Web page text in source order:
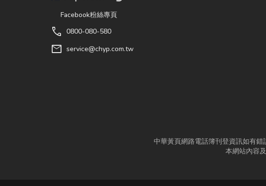
Facebook粉絲專頁
call 0800-080-580
mail service@chyp.com.tw
中華黃頁網路電話簿刊登資訊如有錯
本網站內容